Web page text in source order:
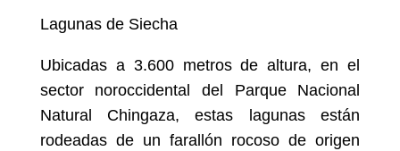
Lagunas de Siecha
Ubicadas a 3.600 metros de altura, en el
sector noroccidental del Parque Nacional
Natural Chingaza, estas lagunas están
rodeadas de un farallón rocoso de origen